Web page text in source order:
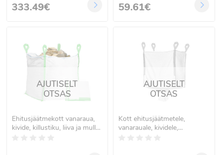
333.49€ 59.61€
AJUTISELT
OTSAS
Ehitusjäätmekott vanaraua,
kivide, killustiku, liiva ja mulla
AJUTISELT
OTSAS
Kott ehitusjäätmetele,
vanarauale, kividele,